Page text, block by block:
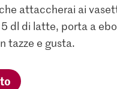
attaccherai ai
dl di latte, porta a
tazze e gusta.